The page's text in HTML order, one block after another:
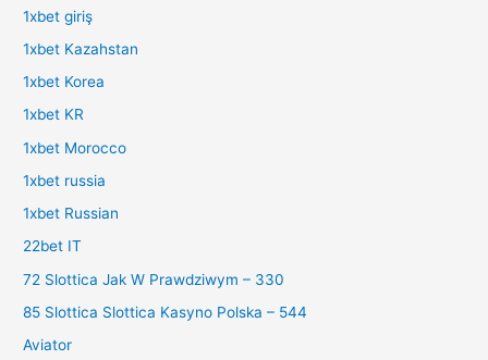
1xbet giriş
1xbet Kazahstan
1xbet Korea
1xbet KR
1xbet Morocco
1xbet russia
1xbet Russian
22bet IT
72 Slottica Jak W Prawdziwym – 330
85 Slottica Slottica Kasyno Polska – 544
Aviator